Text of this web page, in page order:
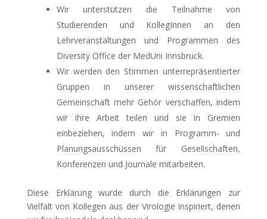
Wir unterstützen die Teilnahme von
Studierenden und KollegInnen an den
Lehrveranstaltungen und Programmen des
Diversity Office der MedUni Innsbruck.
Wir werden den Stimmen unterrepräsentierter
Gruppen in unserer wissenschaftlichen
Gemeinschaft mehr Gehör verschaffen, indem
wir ihre Arbeit teilen und sie in Gremien
einbeziehen, indem wir in Programm- und
Planungsausschüssen für Gesellschaften,
Konferenzen und Journale mitarbeiten.
Diese Erklärung wurde durch die Erklärungen zur
Vielfalt von Kollegen aus der Virologie inspiriert, denen